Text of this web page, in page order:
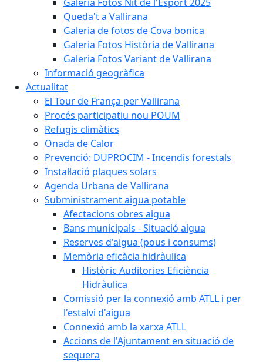
Queda't a Vallirana
Galeria de fotos de Cova bonica
Galeria Fotos Història de Vallirana
Galeria Fotos Variant de Vallirana
Informació geogràfica
Actualitat
El Tour de França per Vallirana
Procés participatiu nou POUM
Refugis climàtics
Onada de Calor
Prevenció: DUPROCIM - Incendis forestals
Instal·lació plaques solars
Agenda Urbana de Vallirana
Subministrament aigua potable
Afectacions obres aigua
Bans municipals - Situació aigua
Reserves d'aigua (pous i consums)
Memòria eficàcia hidràulica
Històric Auditories Eficiència
Hidràulica
Comissió per la connexió amb ATLL i per
l'estalvi d'aigua
Connexió amb la xarxa ATLL
Accions de l'Ajuntament en situació de
sequera